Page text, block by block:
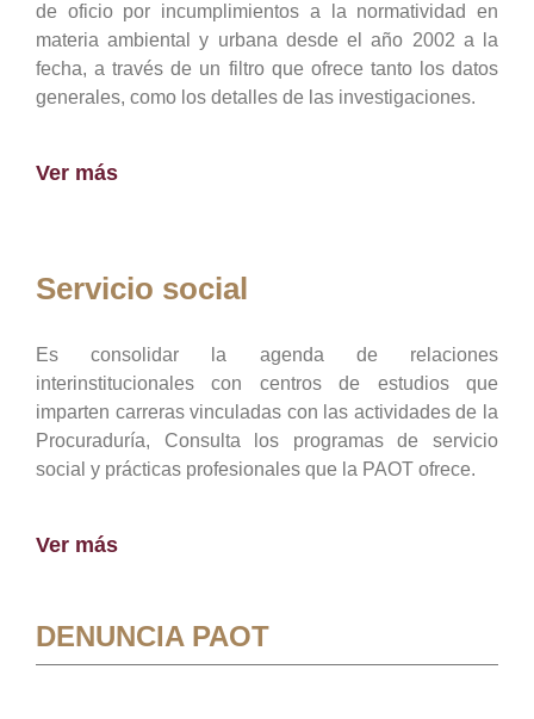
de oficio por incumplimientos a la normatividad en
materia ambiental y urbana desde el año 2002 a la
fecha, a través de un filtro que ofrece tanto los datos
generales, como los detalles de las investigaciones.
Ver más
Servicio social
Es consolidar la agenda de relaciones
interinstitucionales con centros de estudios que
imparten carreras vinculadas con las actividades de la
Procuraduría, Consulta los programas de servicio
social y prácticas profesionales que la PAOT ofrece.
Ver más
DENUNCIA PAOT